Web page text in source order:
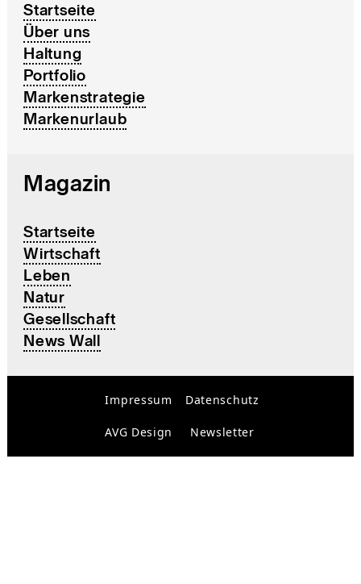
Startseite
Über uns
Haltung
Portfolio
Markenstrategie
Markenurlaub
Magazin
Startseite
Wirtschaft
Leben
Natur
Gesellschaft
News Wall
Impressum Datenschutz
AVG Design Newsletter